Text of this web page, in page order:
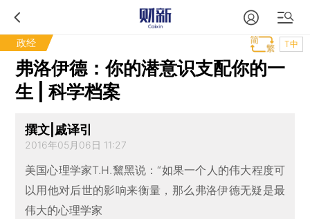
政经 T中
弗洛伊德：你的潜意识支配你的一
生 | 科学档案
撰文|戚译引
2016年05月06日 11:27
美国心理学家T.H.黧黑说：“如果一个人的伟大程度可
以用他对后世的影响来衡量，那么弗洛伊德无疑是最
伟大的心理学家